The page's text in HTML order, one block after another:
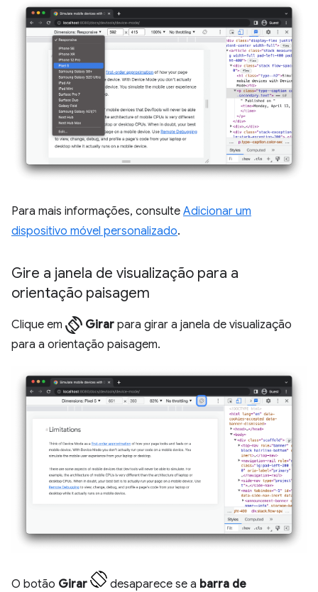
Para mais informações, consulte Adicionar um
dispositivo móvel personalizado.
Gire a janela de visualização para a
orientação paisagem
Clique em screen_rotation Girar para girar a janela de visualização
para a orientação paisagem.
O botão Girar desaparece se a barra de